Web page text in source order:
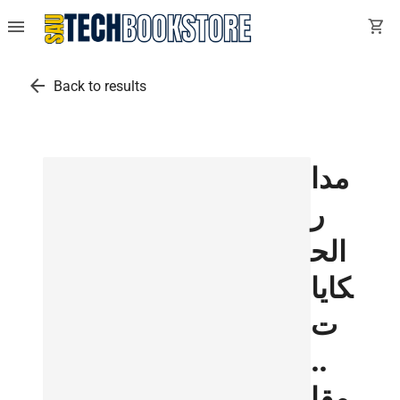
menu shopping_cart
arrow_back Back to results
مدا
ر
الح
كايا
ت
..